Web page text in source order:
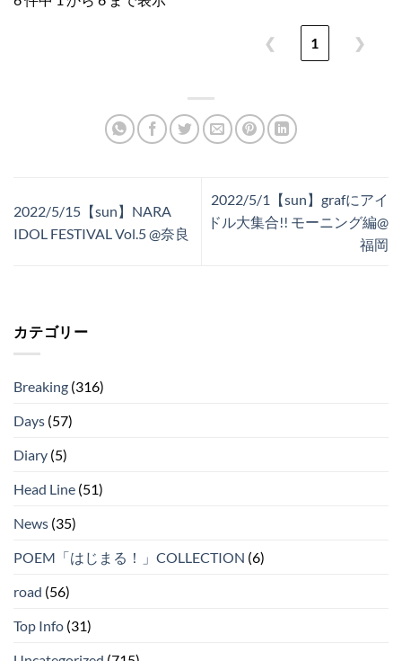
❮ 1 ❯
2022/5/15【sun】NARA
IDOL FESTIVAL Vol.5 @奈良
2022/5/1【sun】grafにアイ
ドル大集合!! モーニング編@
福岡
カテゴリー
Breaking (316)
Days (57)
Diary (5)
Head Line (51)
News (35)
POEM「はじまる！」COLLECTION (6)
road (56)
Top Info (31)